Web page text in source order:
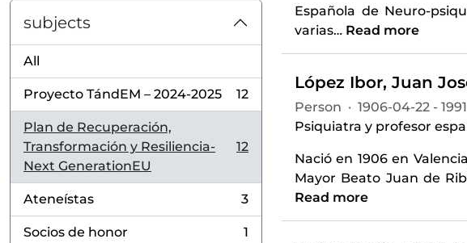
subjects
All
Proyecto TándEM – 2024-2025
, 12 results
12
Plan de Recuperación,
Transformación y Resiliencia-
Next GenerationEU
, 12 results
12
Ateneístas
, 3 results
3
Socios de honor 1
Española de Neuro-
varias… Read more
López Ibor, Juan
Person · 1906-04-22 -
Psiquiatra y profesor
Nació en 1906 en
Mayor Beato Juan de
Read more